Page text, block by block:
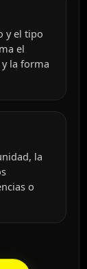
y el tipo
el
la forma
la
o